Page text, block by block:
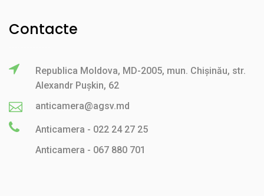
Contacte
Republica Moldova, MD-2005, mun. Chișinău, str.
Alexandr Pușkin, 62
anticamera@agsv.md
Anticamera - 022 24 27 25
Anticamera - 067 880 701